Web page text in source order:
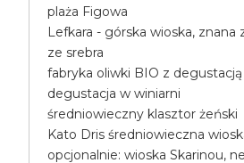
plaża Figowa
Lefkara - górska wioska,
ze srebra
fabryka oliwki BIO z degustacją
degustacja w winiarni
średniowieczny klasztor żeński
Kato Dris średniowieczna
opcjonalnie: wioska Skarinou,